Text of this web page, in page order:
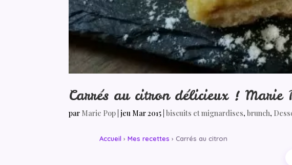
Carrés au citron délicieux ! Marie
par Marie Pop |jeu Mar 2015 |biscuits et mignardises,brunch,
Accueil › Mes recettes › Carrés au citron